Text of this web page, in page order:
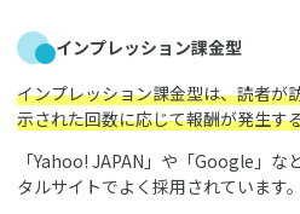
インプレッション課金型
インプレッション課金型は、読者が
示された回数に応じて報酬が発生す
「Yahoo! JAPAN」や「Google」な
タルサイトでよく採用されています。